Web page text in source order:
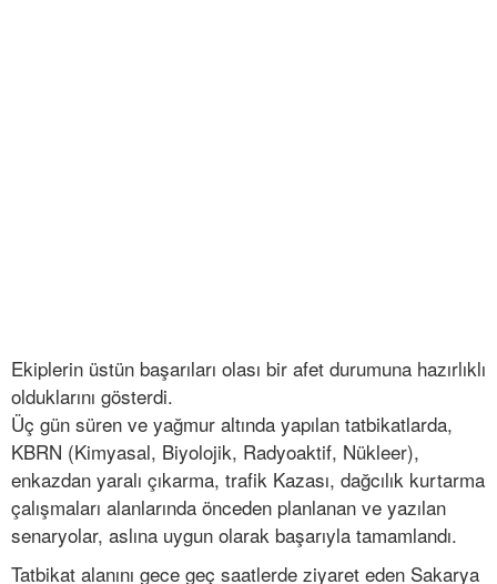
Ekiplerin üstün başarıları olası bir afet durumuna hazırlıklı
olduklarını gösterdi.
Üç gün süren ve yağmur altında yapılan tatbikatlarda,
KBRN (Kimyasal, Biyolojik, Radyoaktif, Nükleer),
enkazdan yaralı çıkarma, trafik Kazası, dağcılık kurtarma
çalışmaları alanlarında önceden planlanan ve yazılan
senaryolar, aslına uygun olarak başarıyla tamamlandı.
Tatbikat alanını gece geç saatlerde ziyaret eden Sakarya